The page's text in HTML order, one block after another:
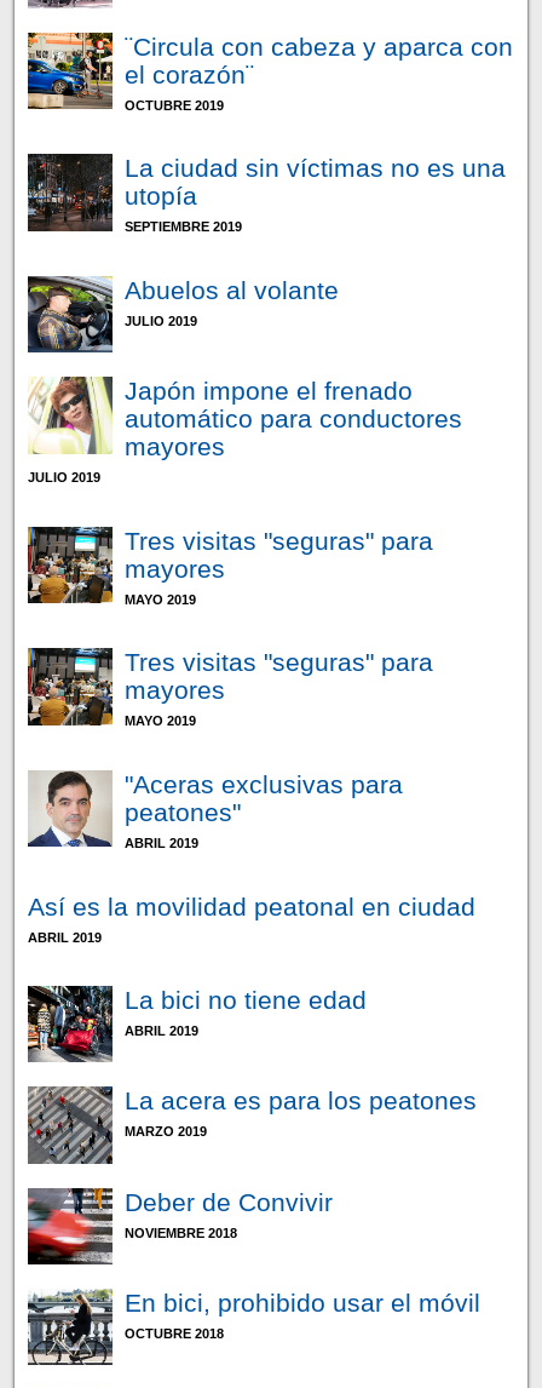
¨Circula con cabeza y aparca con
el corazón¨
OCTUBRE 2019
La ciudad sin víctimas no es una
utopía
SEPTIEMBRE 2019
Abuelos al volante
JULIO 2019
Japón impone el frenado
automático para conductores
mayores
JULIO 2019
Tres visitas "seguras" para
mayores
MAYO 2019
Tres visitas "seguras" para
mayores
MAYO 2019
"Aceras exclusivas para
peatones"
ABRIL 2019
Así es la movilidad peatonal en ciudad
ABRIL 2019
La bici no tiene edad
ABRIL 2019
La acera es para los peatones
MARZO 2019
Deber de Convivir
NOVIEMBRE 2018
En bici, prohibido usar el móvil
OCTUBRE 2018